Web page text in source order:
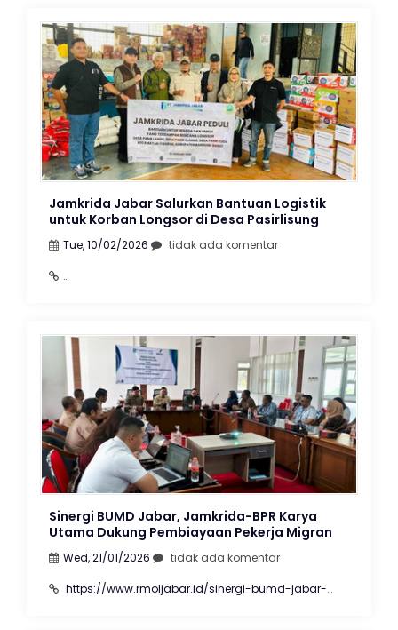
Jamkrida Jabar Salurkan Bantuan Logistik
untuk Korban Longsor di Desa Pasirlisung
Tue, 10/02/2026 tidak ada komentar
longsor-di-desa-pasirlisung?
utm_medium=sosmed&utm_source=whatsapp
Sinergi BUMD Jabar, Jamkrida-BPR Karya
Utama Dukung Pembiayaan Pekerja Migran
Wed, 21/01/2026 tidak ada komentar
https://www.rmoljabar.id/sinergi-bumd-jabar-